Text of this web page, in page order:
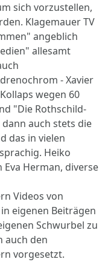
sich vorzustellen,
Klagemauer TV
angeblich
allesamt
- Xavier
wegen 60
"Die Rothschild-
auch stets die
das in vielen
Heiko
Herman, diverse
Videos von
eigenen Beiträgen
Schwurbel zu
auch den
vorgesetzt.